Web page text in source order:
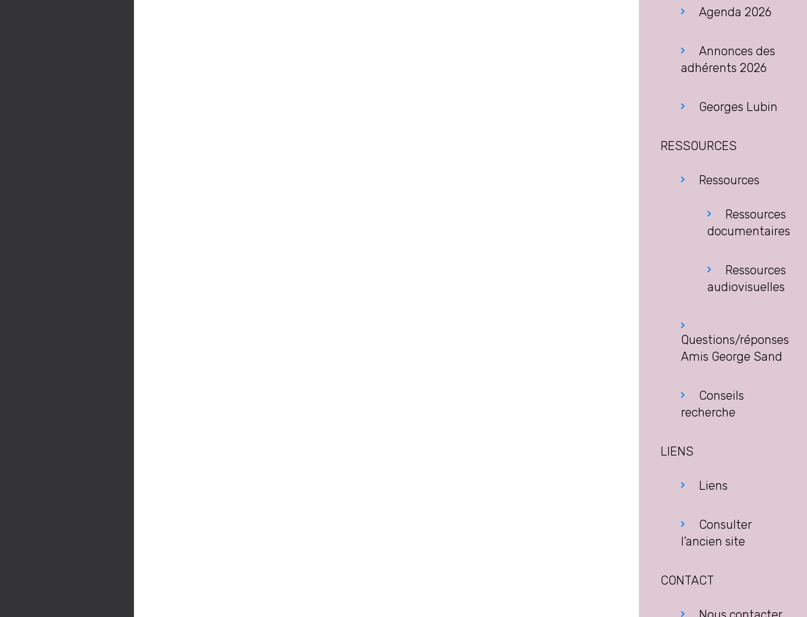
Agenda 2026
Annonces des
adhérents 2026
Georges Lubin
RESSOURCES
Ressources
Ressources
documentaires
Ressources
audiovisuelles
Questions/réponses
Amis George Sand
Conseils
recherche
LIENS
Liens
Consulter
l’ancien site
CONTACT